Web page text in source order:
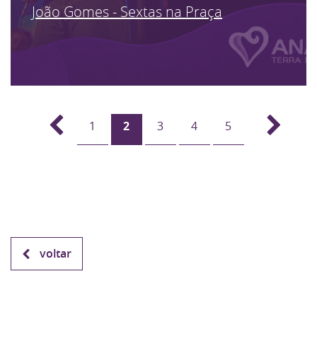
João Gomes - Sextas na Praça
1 2 3 4 5
voltar